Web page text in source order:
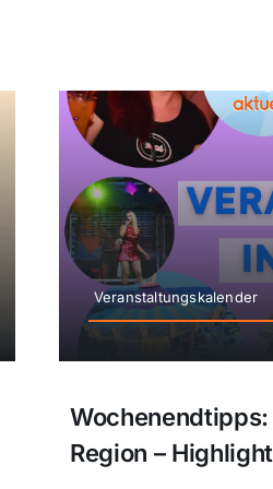
Veranstaltungskalender
Region –